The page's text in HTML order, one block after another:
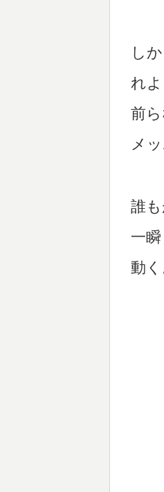
し
れ
前
メ
誰
一
動く